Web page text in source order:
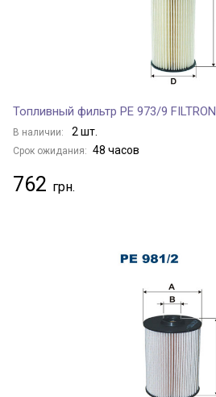
Топливный фильтр PE 973/9 FILTRON
В наличии: 2 шт.
Срок ожидания: 48 часов
762